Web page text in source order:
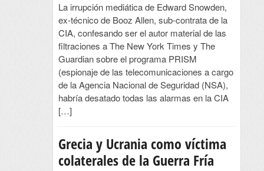
La irrupción mediática de Edward Snowden,
ex-técnico de Booz Allen, sub-contrata de la
CIA, confesando ser el autor material de las
filtraciones a The New York Times y The
Guardian sobre el programa PRISM
(espionaje de las telecomunicaciones a cargo
de la Agencia Nacional de Seguridad (NSA),
habría desatado todas las alarmas en la CIA
[…]
Grecia y Ucrania como víctima
colaterales de la Guerra Fría